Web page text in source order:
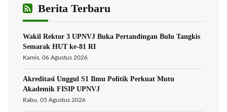
Berita Terbaru
Wakil Rektor 3 UPNVJ Buka Pertandingan Bulu Tangkis
Semarak HUT ke-81 RI
Kamis, 06 Agustus 2026
Akreditasi Unggul S1 Ilmu Politik Perkuat Mutu
Akademik FISIP UPNVJ
Rabu, 05 Agustus 2026